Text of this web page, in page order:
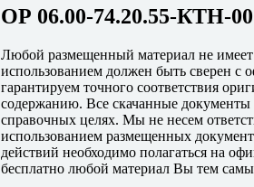
ОР 06.00-74.20.55-КТН-
Любой размещенный материал не имеет
использованием должен быть сверен
гарантируем точного соответствия
содержанию. Все скачанные документы
справочных целях. Мы не несем
использованием размещенных
действий необходимо полагаться на
бесплатно любой материал Вы тем